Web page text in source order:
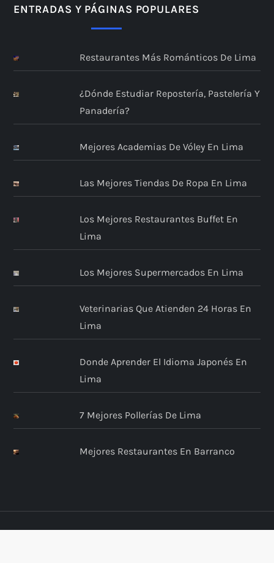
ENTRADAS Y PÁGINAS POPULARES
Restaurantes Más Románticos De Lima
¿Dónde Estudiar Repostería, Pastelería Y
Panadería?
Mejores Academias De Vóley En Lima
Las Mejores Tiendas De Ropa En Lima
Los Mejores Restaurantes Buffet En
Lima
Los Mejores Supermercados En Lima
Veterinarias Que Atienden 24 Horas En
Lima
Donde Aprender El Idioma Japonés En
Lima
7 Mejores Pollerías De Lima
Mejores Restaurantes En Barranco